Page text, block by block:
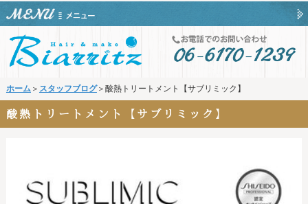
ホーム＞ スタッフブログ＞酸熱トリートメント【サブリミック】
酸熱トリートメント【サブリミック】